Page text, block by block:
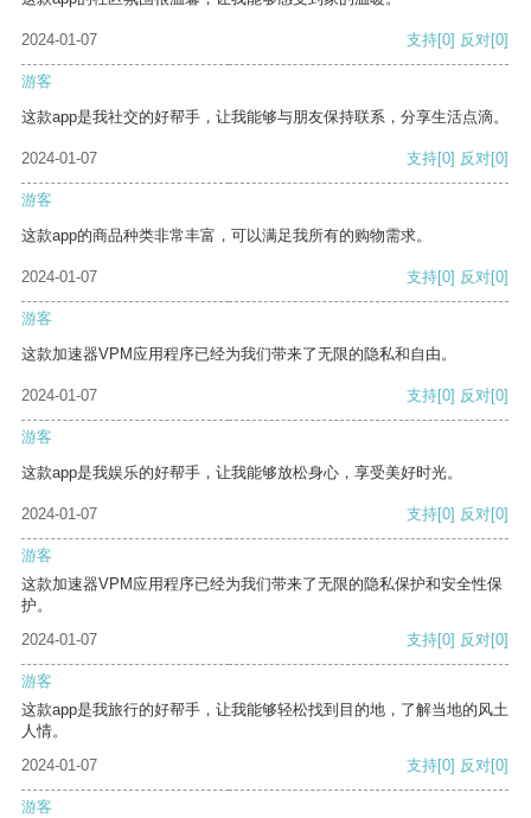
2024-01-07 支持[0] 反对[0]
游客
这款app是我社交的好帮手，让我能够与朋友保持联系，分享生活点滴。
2024-01-07 支持[0] 反对[0]
游客
这款app的商品种类非常丰富，可以满足我所有的购物需求。
2024-01-07 支持[0] 反对[0]
游客
这款加速器VPM应用程序已经为我们带来了无限的隐私和自由。
2024-01-07 支持[0] 反对[0]
游客
这款app是我娱乐的好帮手，让我能够放松身心，享受美好时光。
2024-01-07 支持[0] 反对[0]
游客
这款加速器VPM应用程序已经为我们带来了无限的隐私保护和安全性保
护。
2024-01-07
支持[0] 反对[0]
游客
这款app是我旅行的好帮手，让我能够轻松找到目的地，了解当地的风土
人情。
2024-01-07
支持[0] 反对[0]
游客